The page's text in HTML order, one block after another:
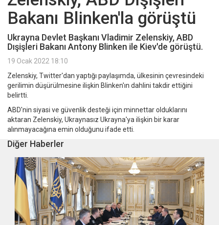
Bakanı Blinken'la görüştü
Ukrayna Devlet Başkanı Vladimir Zelenskiy, ABD
Dışişleri Bakanı Antony Blinken ile Kiev'de görüştü.
19 Ocak 2022 18:10
Zelenskiy, Twitter'dan yaptığı paylaşımda, ülkesinin çevresindeki
gerilimin düşürülmesine ilişkin Blinken'ın dahlini takdir ettiğini
belirtti.
ABD'nin siyasi ve güvenlik desteği için minnettar olduklarını
aktaran Zelenskiy, Ukraynasız Ukrayna'ya ilişkin bir karar
alınmayacağına emin olduğunu ifade etti.
Diğer Haberler